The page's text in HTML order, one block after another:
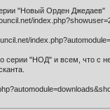
"Новый Орден Джедаев"
серии "НОД" и всем, что с